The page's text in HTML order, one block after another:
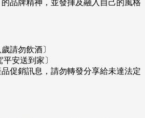
品牌精神，並發揮及融入自己的風格
請勿飲酒〕
平安送到家〕
品促銷訊息，請勿轉發分享給未達法定